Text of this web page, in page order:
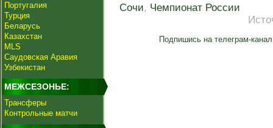
Португалия
Турция
Беларусь
Казахстан
MLS
Саудовская Аравия
Узбекистан
МЕЖСЕЗОНЬЕ:
Трансферы
Контрольные матчи
Сочи, Чемпионат России
Подпишись на телеграм-